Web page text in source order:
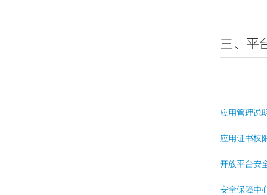
三、平
应用管理说
应用证书权
开放平台安
安全保障中